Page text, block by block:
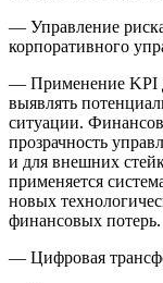
— Управление
корпоративного
— Применение KPI
выявлять
ситуации.
прозрачность
и для внешних
применяется
новых
финансовых потерь.
— Цифровая